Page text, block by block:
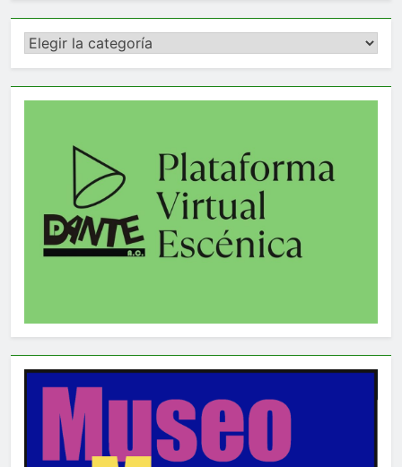
Categorías